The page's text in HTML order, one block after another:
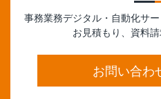
事務業務デジタル・自動化サ
お見積もり、資料請
お問い合わ